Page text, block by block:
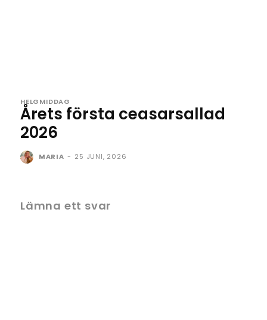
HELGMIDDAG
Årets första ceasarsallad
2026
MARIA - 25 JUNI, 2026
Lämna ett svar